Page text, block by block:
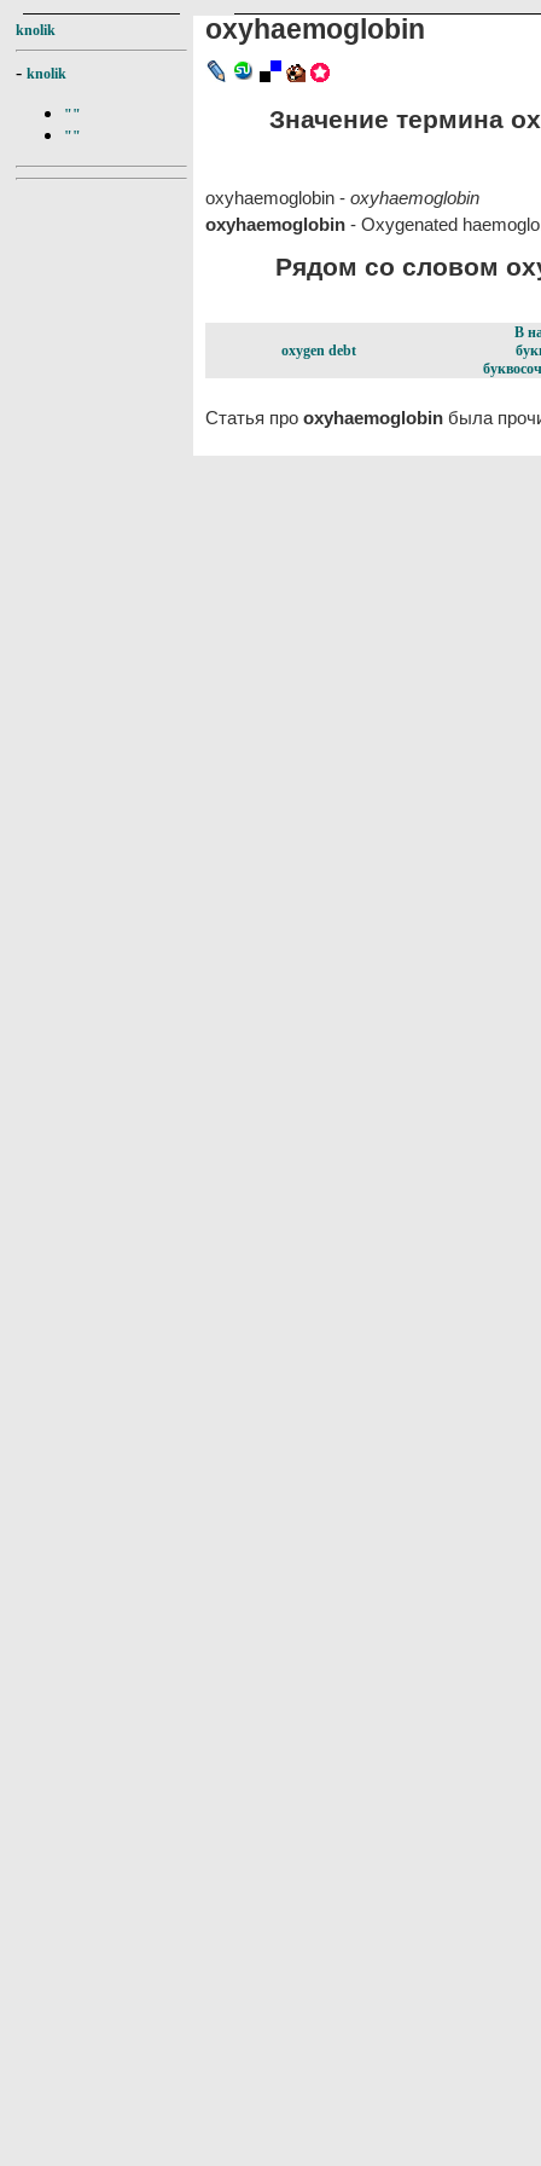
knolik
- knolik
""
""
oxyhaemoglobin
Значение термина
oxyhaemoglobin - oxyhaemoglobin
oxyhaemoglobin - Oxygenated
Рядом со словом
oxygen debt
В
Статья про oxyhaemoglobin была